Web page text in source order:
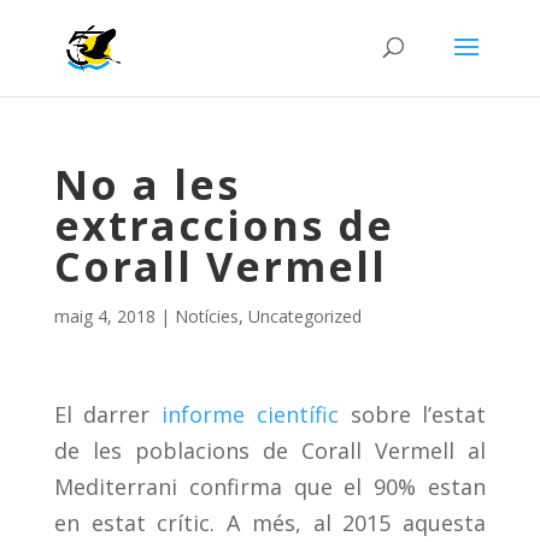
No a les
extraccions de
Corall Vermell
maig 4, 2018 | Notícies, Uncategorized
El darrer informe científic sobre l’estat
de les poblacions de Corall Vermell al
Mediterrani confirma que el 90% estan
en estat crític. A més, al 2015 aquesta